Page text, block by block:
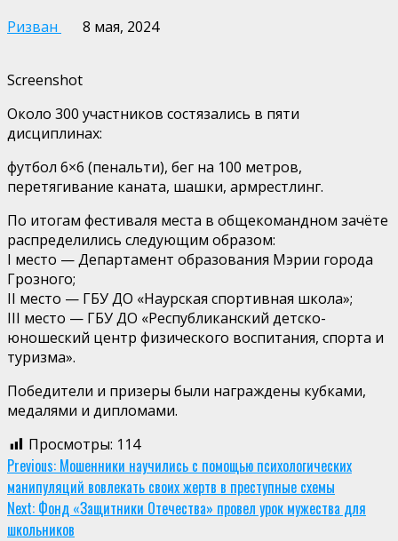
Ризван 8 мая, 2024
Screenshot
Около 300 участников состязались в пяти
дисциплинах:
футбол 6×6 (пенальти), бег на 100 метров,
перетягивание каната, шашки, армрестлинг.
По итогам фестиваля места в общекомандном зачёте
распределились следующим образом:
I место — Департамент образования Мэрии города
Грозного;
II место — ГБУ ДО «Наурская спортивная школа»;
III место — ГБУ ДО «Республиканский детско-
юношеский центр физического воспитания, спорта и
туризма».
Победители и призеры были награждены кубками,
медалями и дипломами.
Просмотры: 114
Continue
Reading
Previous: Мошенники научились с помощью психологических
манипуляций вовлекать своих жертв в преступные схемы
Next: Фонд «Защитники Отечества» провел урок мужества для
школьников